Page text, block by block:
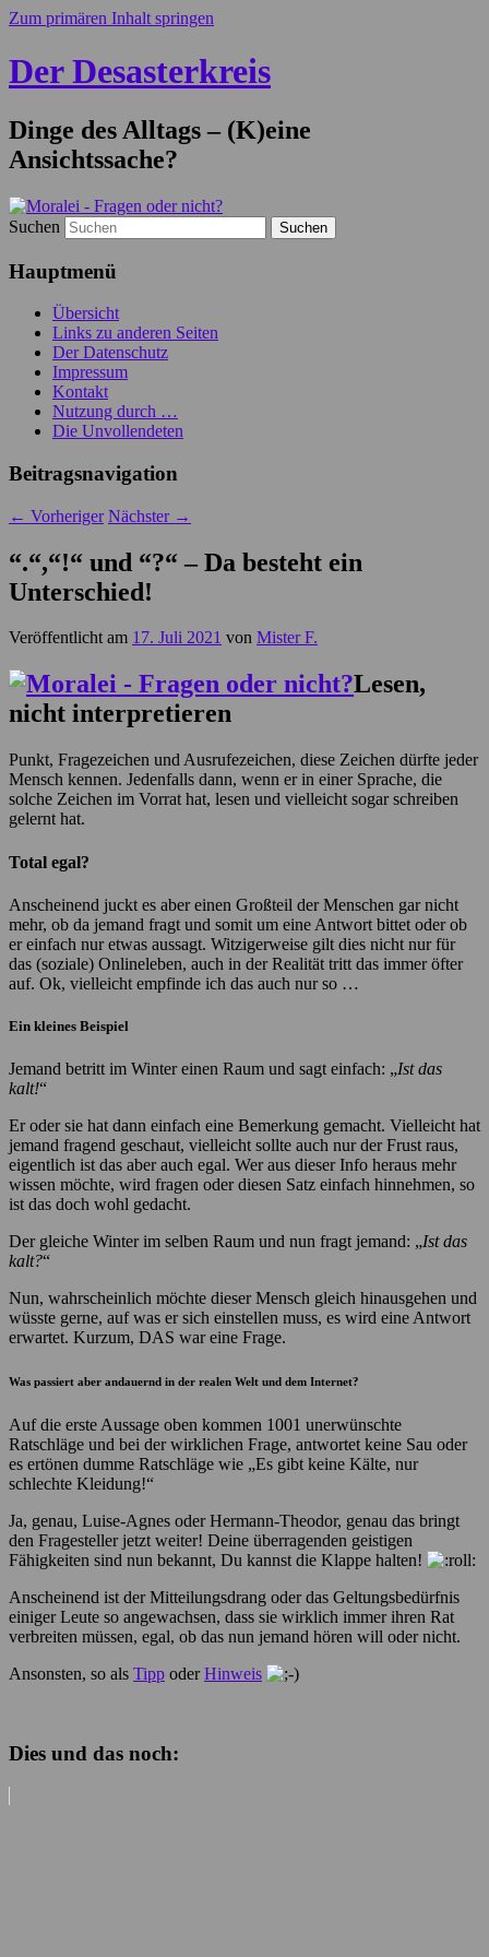
Zum primären Inhalt springen
Der Desasterkreis
Dinge des Alltags – (K)eine
Ansichtssache?
Suchen
Hauptmenü
Übersicht
Links zu anderen Seiten
Der Datenschutz
Impressum
Kontakt
Nutzung durch …
Die Unvollendeten
Beitragsnavigation
← Vorheriger Nächster →
“.“,“!“ und “?“ – Da besteht ein
Unterschied!
Veröffentlicht am 17. Juli 2021 von Mister F.
Lesen,
nicht interpretieren
Punkt, Fragezeichen und Ausrufezeichen, diese Zeichen dürfte jeder
Mensch kennen. Jedenfalls dann, wenn er in einer Sprache, die
solche Zeichen im Vorrat hat, lesen und vielleicht sogar schreiben
gelernt hat.
Total egal?
Anscheinend juckt es aber einen Großteil der Menschen gar nicht
mehr, ob da jemand fragt und somit um eine Antwort bittet oder ob
er einfach nur etwas aussagt. Witzigerweise gilt dies nicht nur für
das (soziale) Onlineleben, auch in der Realität tritt das immer öfter
auf. Ok, vielleicht empfinde ich das auch nur so …
Ein kleines Beispiel
Jemand betritt im Winter einen Raum und sagt einfach: „Ist das
kalt!“
Er oder sie hat dann einfach eine Bemerkung gemacht. Vielleicht hat
jemand fragend geschaut, vielleicht sollte auch nur der Frust raus,
eigentlich ist das aber auch egal. Wer aus dieser Info heraus mehr
wissen möchte, wird fragen oder diesen Satz einfach hinnehmen, so
ist das doch wohl gedacht.
Der gleiche Winter im selben Raum und nun fragt jemand: „Ist das
kalt?“
Nun, wahrscheinlich möchte dieser Mensch gleich hinausgehen und
wüsste gerne, auf was er sich einstellen muss, es wird eine Antwort
erwartet. Kurzum, DAS war eine Frage.
Was passiert aber andauernd in der realen Welt und dem Internet?
Auf die erste Aussage oben kommen 1001 unerwünschte
Ratschläge und bei der wirklichen Frage, antwortet keine Sau oder
es ertönen dumme Ratschläge wie „Es gibt keine Kälte, nur
schlechte Kleidung!“
Ja, genau, Luise-Agnes oder Hermann-Theodor, genau das bringt
den Fragesteller jetzt weiter! Deine überragenden geistigen
Fähigkeiten sind nun bekannt, Du kannst die Klappe halten!
Anscheinend ist der Mitteilungsdrang oder das Geltungsbedürfnis
einiger Leute so angewachsen, dass sie wirklich immer ihren Rat
verbreiten müssen, egal, ob das nun jemand hören will oder nicht.
Ansonsten, so als Tipp oderHinweis
Dies und das noch: